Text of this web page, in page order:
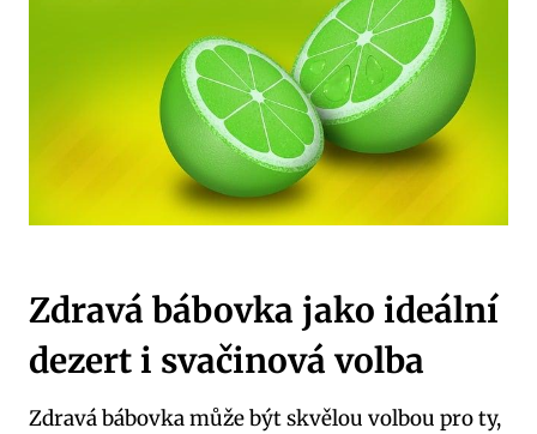
Zdravá bábovka jako ideální
dezert i svačinová volba
Zdravá bábovka může být skvělou volbou pro ty,